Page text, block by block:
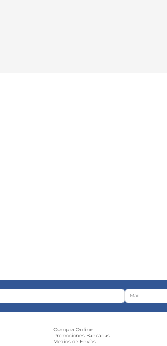
Compra Online
Promociones Bancarias
Medios de Envíos